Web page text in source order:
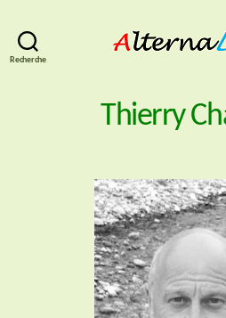
Recherche
Thierry